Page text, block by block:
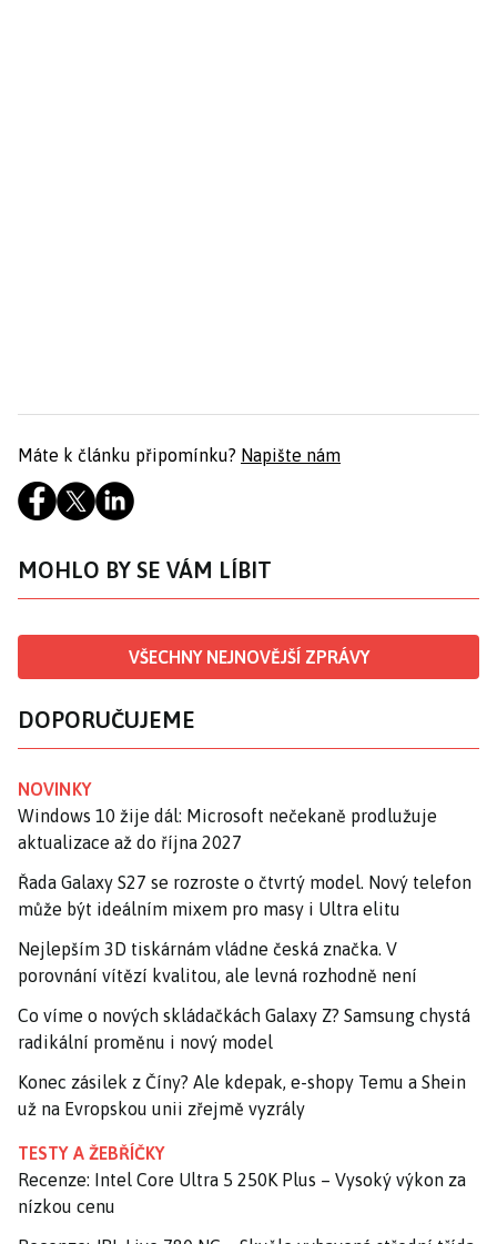
Máte k článku připomínku? Napište nám
MOHLO BY SE VÁM LÍBIT
VŠECHNY NEJNOVĚJŠÍ ZPRÁVY
DOPORUČUJEME
NOVINKY
Windows 10 žije dál: Microsoft nečekaně prodlužuje
aktualizace až do října 2027
Řada Galaxy S27 se rozroste o čtvrtý model. Nový telefon
může být ideálním mixem pro masy i Ultra elitu
Nejlepším 3D tiskárnám vládne česká značka. V
porovnání vítězí kvalitou, ale levná rozhodně není
Co víme o nových skládačkách Galaxy Z? Samsung chystá
radikální proměnu i nový model
Konec zásilek z Číny? Ale kdepak, e-shopy Temu a Shein
už na Evropskou unii zřejmě vyzrály
TESTY A ŽEBŘÍČKY
Recenze: Intel Core Ultra 5 250K Plus – Vysoký výkon za
nízkou cenu